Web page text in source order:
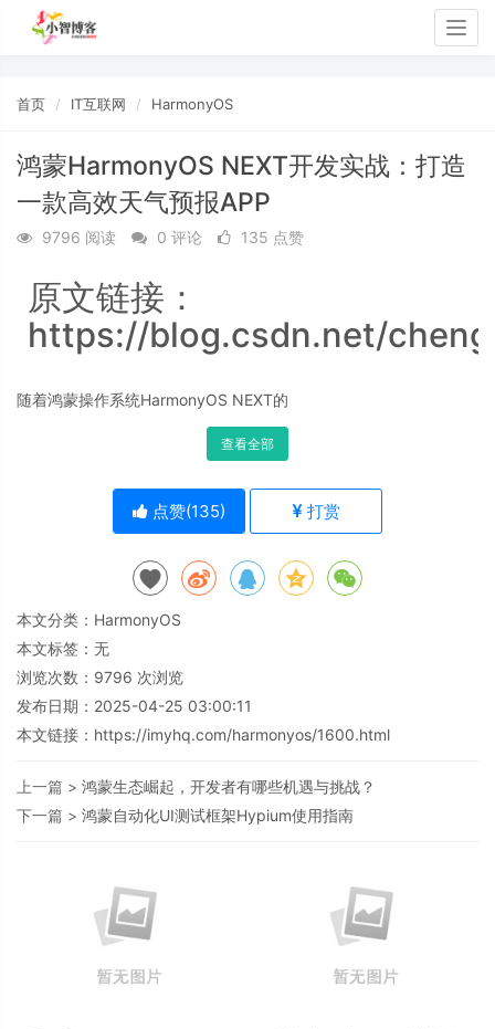
首页 IT互联网 HarmonyOS
鸿蒙HarmonyOS NEXT开发实战：打造
一款高效天气预报APP
9796 阅读 0 评论 135 点赞
原文链接：
https://blog.csdn.net/
随着鸿蒙操作系统HarmonyOS NEXT的
查看全部
点赞(135) 打赏
本文分类： HarmonyOS
本文标签：无
浏览次数： 9796 次浏览
发布日期：2025-04-25 03:00:11
本文链接： https://imyhq.com/harmonyos/1600.html
上一篇 > 鸿蒙生态崛起，开发者有哪些机遇与挑战？
下一篇 > 鸿蒙自动化UI测试框架Hypium使用指南